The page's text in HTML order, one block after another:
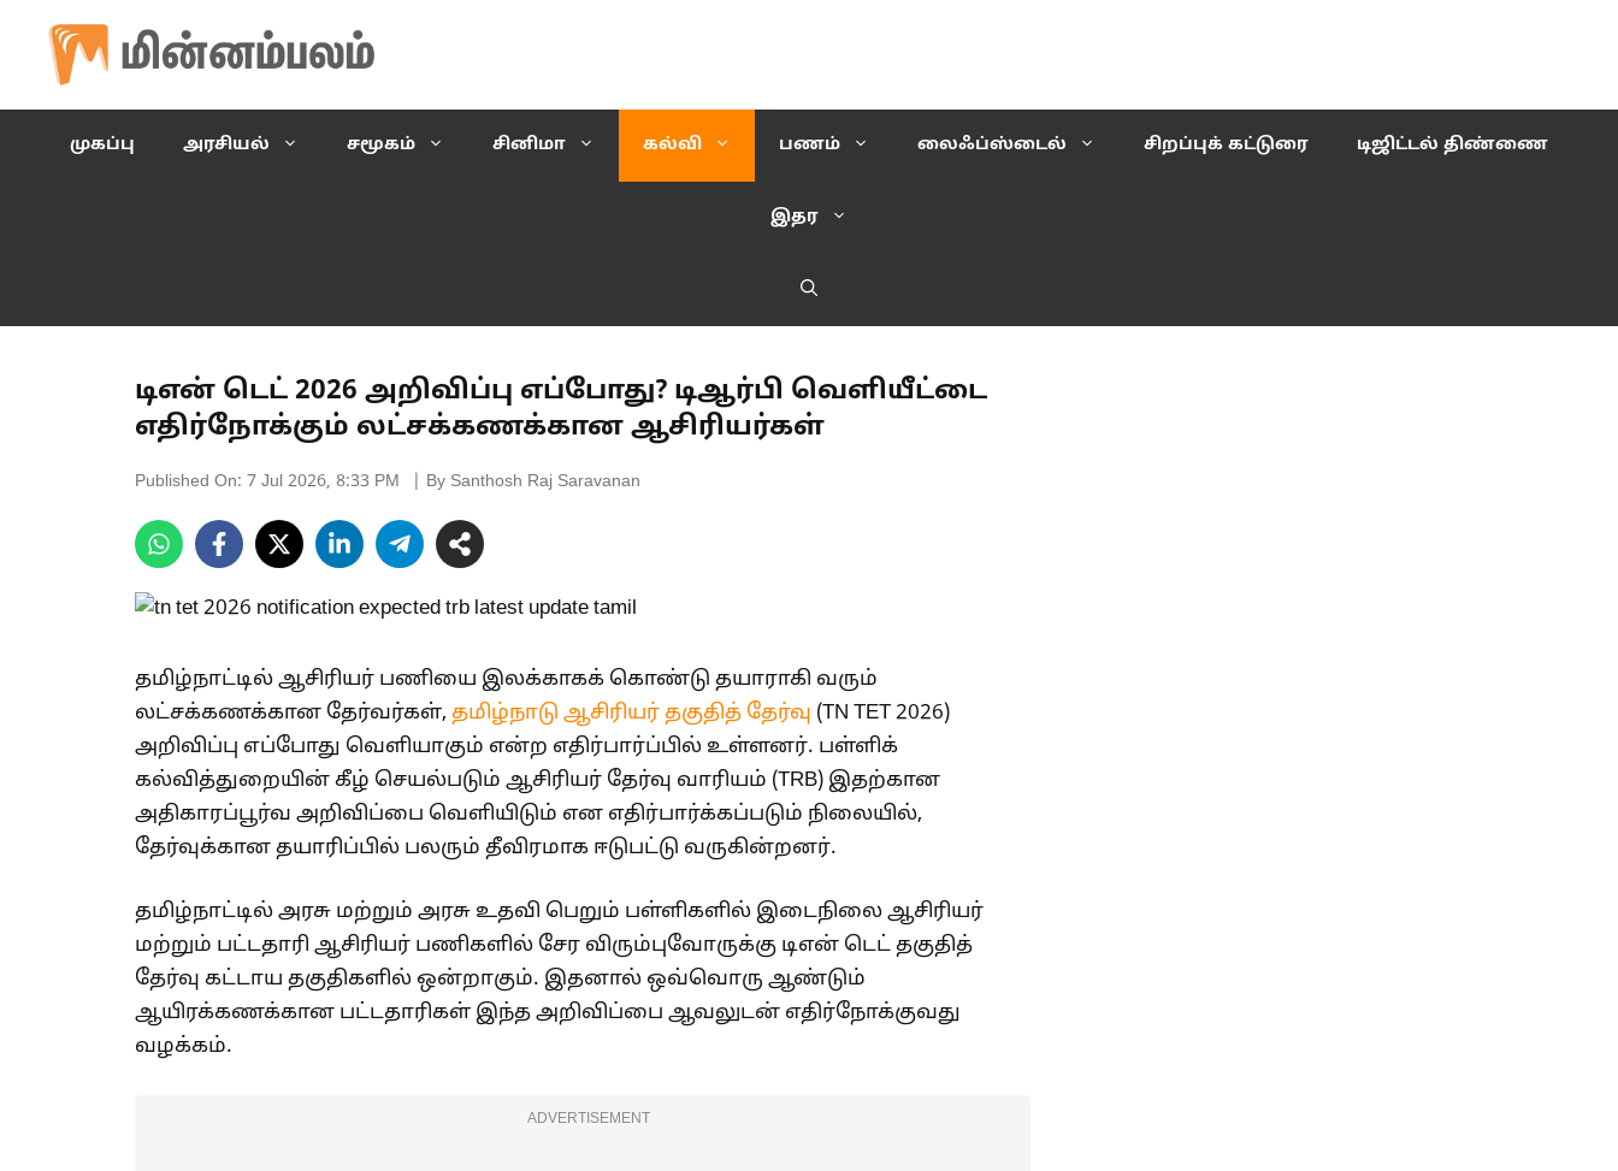
content
முகப்பு அரசியல் சமூகம் சினிமா கல்வி பணம் லைஃப்ஸ்டைல் சிறப்புக் கட்டுரை டிஜிட்டல் திண்ணை
இதர
டிஎன் டெட் 2026 அறிவிப்பு எப்போது? டிஆர்பி வெளியீட்டை
எதிர்நோக்கும் லட்சக்கணக்கான ஆசிரியர்கள்
Published On: 7 Jul 2026, 8:33 PM | By Santhosh Raj Saravanan
தமிழ்நாட்டில் ஆசிரியர் பணியை இலக்காகக் கொண்டு தயாராகி வரும்
லட்சக்கணக்கான தேர்வர்கள், தமிழ்நாடு ஆசிரியர் தகுதித் தேர்வு (TN TET 2026)
அறிவிப்பு எப்போது வெளியாகும் என்ற எதிர்பார்ப்பில் உள்ளனர். பள்ளிக்
கல்வித்துறையின் கீழ் செயல்படும் ஆசிரியர் தேர்வு வாரியம் (TRB) இதற்கான
அதிகாரப்பூர்வ அறிவிப்பை வெளியிடும் என எதிர்பார்க்கப்படும் நிலையில்,
தேர்வுக்கான தயாரிப்பில் பலரும் தீவிரமாக ஈடுபட்டு வருகின்றனர்.
தமிழ்நாட்டில் அரசு மற்றும் அரசு உதவி பெறும் பள்ளிகளில் இடைநிலை ஆசிரியர்
மற்றும் பட்டதாரி ஆசிரியர் பணிகளில் சேர விரும்புவோருக்கு டிஎன் டெட் தகுதித்
தேர்வு கட்டாய தகுதிகளில் ஒன்றாகும். இதனால் ஒவ்வொரு ஆண்டும்
ஆயிரக்கணக்கான பட்டதாரிகள் இந்த அறிவிப்பை ஆவலுடன் எதிர்நோக்குவது
வழக்கம்.
ADVERTISEMENT